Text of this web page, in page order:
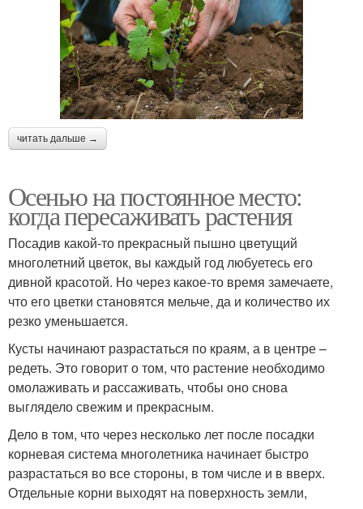
читать дальше →
Осенью на постоянное место:
когда пересаживать растения
Посадив какой-то прекрасный пышно цветущий
многолетний цветок, вы каждый год любуетесь его
дивной красотой. Но через какое-то время замечаете,
что его цветки становятся мельче, да и количество их
резко уменьшается.
Кусты начинают разрастаться по краям, а в центре –
редеть. Это говорит о том, что растение необходимо
омолаживать и рассаживать, чтобы оно снова
выглядело свежим и прекрасным.
Дело в том, что через несколько лет после посадки
корневая система многолетника начинает быстро
разрастаться во все стороны, в том числе и в вверх.
Отдельные корни выходят на поверхность земли,